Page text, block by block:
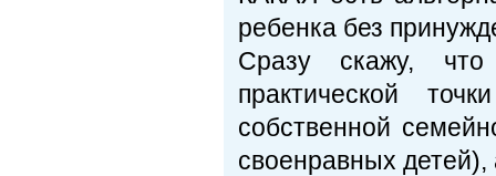
ребенка без
Сразу скажу,
практической
собственной
своенравных детей),